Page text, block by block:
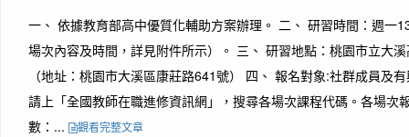
一、 依據教育部高中優質化輔助方案辦理。 二、 研習時間：週一
場次內容及時間，詳見附件所示）。 三、 研習地點：桃園市立大
（地址：桃園市大溪區康莊路641號） 四、 報名對象:社群成員及
請上「全國教師在職進修資訊網」，搜尋各場次課程代碼。各場次
數：...
觀看完整文章